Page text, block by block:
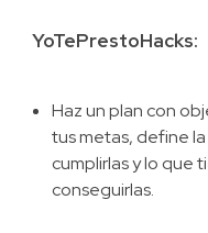
YoTePrestoHacks:
Haz un plan con
tus metas, define
cumplirlas y lo que
conseguirlas.